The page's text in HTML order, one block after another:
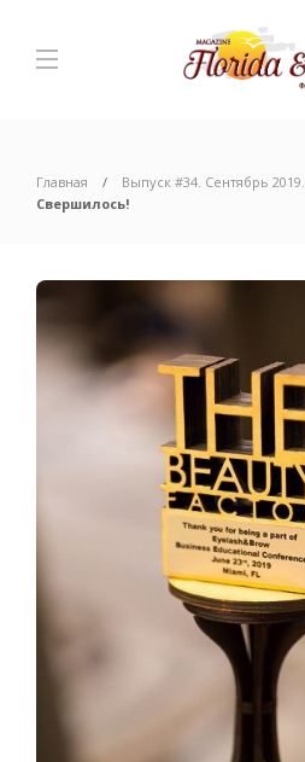
Главная Выпуск #34. Сентябрь 2019.
Свершилось!